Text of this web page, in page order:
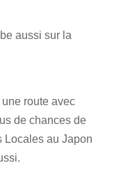
aussi sur la
route avec
de chances de
Locales au Japon